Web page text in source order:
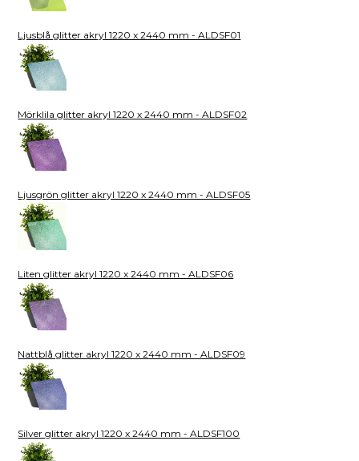
Ljusblå glitter akryl 1220 x 2440 mm - ALDSF01
Mörklila glitter akryl 1220 x 2440 mm - ALDSF02
Ljusgrön glitter akryl 1220 x 2440 mm - ALDSF05
Liten glitter akryl 1220 x 2440 mm - ALDSF06
Nattblå glitter akryl 1220 x 2440 mm - ALDSF09
Silver glitter akryl 1220 x 2440 mm - ALDSF100